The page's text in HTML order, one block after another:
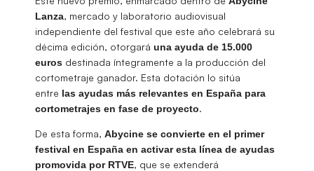
Lanza, mercado y laboratorio audiovisual
independiente del festival que este año celebrará su
décima edición, otorgará una ayuda de 15.000
euros destinada íntegramente a la producción del
cortometraje ganador. Esta dotación lo sitúa
entre las ayudas más relevantes en España para
cortometrajes en fase de proyecto.
De esta forma, Abycine se convierte en el primer
festival en España en activar esta línea de ayudas
promovida por RTVE, que se extenderá